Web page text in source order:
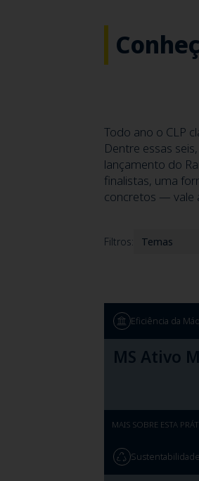
Todo ano o CLP
Dentre essas
lançamento do
finalistas, uma
concretos — vale
Filtros:
Eficiência da
MS Ativo
MAIS SOBRE ESTA